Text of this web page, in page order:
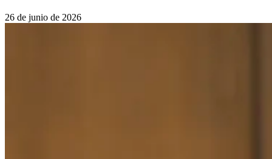
26 de junio de 2026